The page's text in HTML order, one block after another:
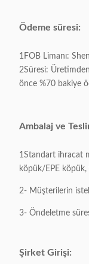
Model Numarası:
Kategorisi:
Çerçeve rengi:
Ürün boyutu:
Brüt ağırlık:
Temel malzeme:
Ödeme süresi:
1FOB Limanı:
2Süresi:
önce %70 bakiye
Ambalaj ve
1Standart ihracat
köpük/EPE köpük,
2- Müşterilerin
3- Öndeletme
Şirket Girişi: